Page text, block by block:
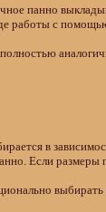
панно
работы с
в
Если размеры
выбирать